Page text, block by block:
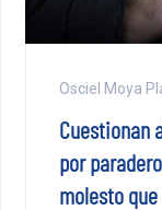
Osciel Moya
Cuestionan
por
molesto